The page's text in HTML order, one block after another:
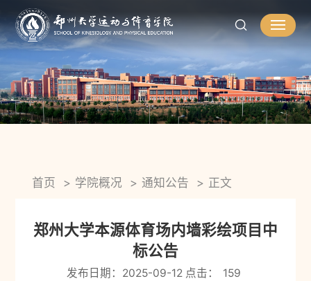
首页 学院概况 通知公告 正文
郑州大学本源体育场内墙彩绘项目中
标公告
发布日期：2025-09-12 点击： 159